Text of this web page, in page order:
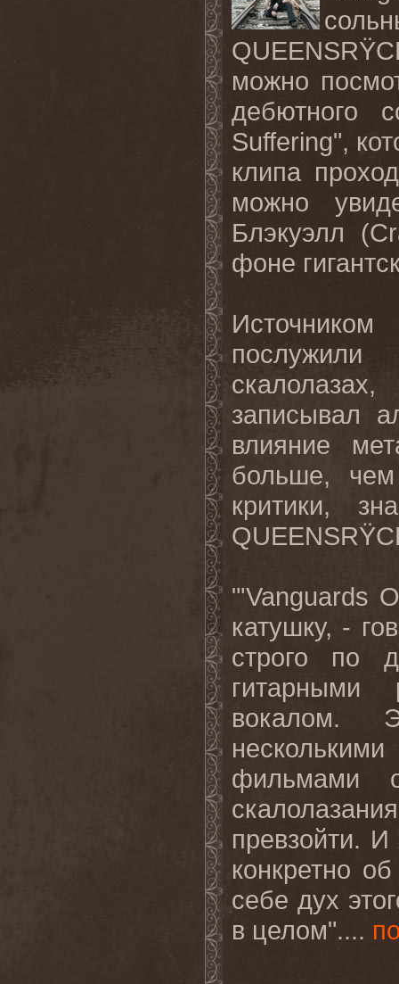
можно
дебютного
Suffering",
клипа
можно
Блэкуэлл
фоне
записывал
влияние
больше,
критики,
"'Vanguards
катушку, -
строго по
вокалом.
фильмами
превзойти.
конкретно
себе дух
в целом"....